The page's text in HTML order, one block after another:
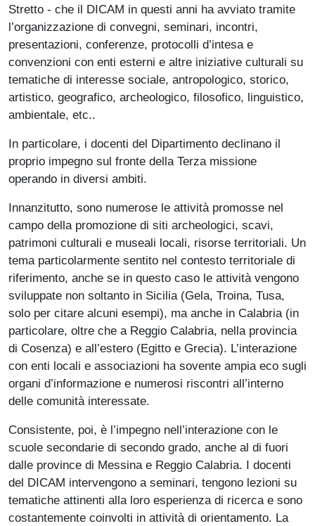
Stretto - che il DICAM in questi anni ha avviato tramite
l’organizzazione di convegni, seminari, incontri,
presentazioni, conferenze, protocolli d’intesa e
convenzioni con enti esterni e altre iniziative culturali su
tematiche di interesse sociale, antropologico, storico,
artistico, geografico, archeologico, filosofico, linguistico,
ambientale, etc..
In particolare, i docenti del Dipartimento declinano il
proprio impegno sul fronte della Terza missione
operando in diversi ambiti.
Innanzitutto, sono numerose le attività promosse nel
campo della promozione di siti archeologici, scavi,
patrimoni culturali e museali locali, risorse territoriali. Un
tema particolarmente sentito nel contesto territoriale di
riferimento, anche se in questo caso le attività vengono
sviluppate non soltanto in Sicilia (Gela, Troina, Tusa,
solo per citare alcuni esempi), ma anche in Calabria (in
particolare, oltre che a Reggio Calabria, nella provincia
di Cosenza) e all’estero (Egitto e Grecia). L’interazione
con enti locali e associazioni ha sovente ampia eco sugli
organi d’informazione e numerosi riscontri all’interno
delle comunità interessate.
Consistente, poi, è l’impegno nell’interazione con le
scuole secondarie di secondo grado, anche al di fuori
dalle province di Messina e Reggio Calabria. I docenti
del DICAM intervengono a seminari, tengono lezioni su
tematiche attinenti alla loro esperienza di ricerca e sono
costantemente coinvolti in attività di orientamento. La